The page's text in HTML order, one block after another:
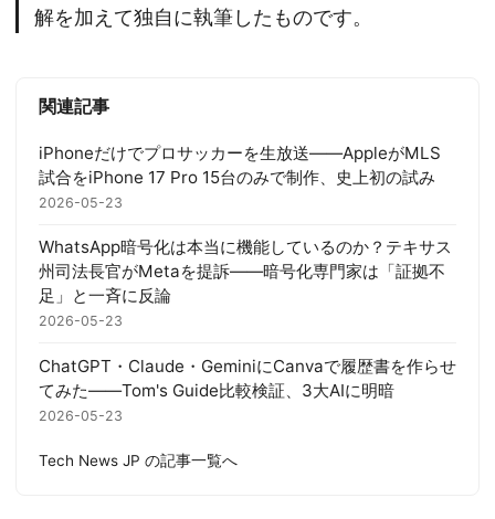
解を加えて独自に執筆したものです。
関連記事
iPhoneだけでプロサッカーを生放送——AppleがMLS
試合をiPhone 17 Pro 15台のみで制作、史上初の試み
2026-05-23
WhatsApp暗号化は本当に機能しているのか？テキサス
州司法長官がMetaを提訴——暗号化専門家は「証拠不
足」と一斉に反論
2026-05-23
ChatGPT・Claude・GeminiにCanvaで履歴書を作らせ
てみた——Tom's Guide比較検証、3大AIに明暗
2026-05-23
Tech News JP の記事一覧へ